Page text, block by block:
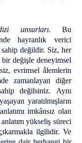
dizi unsurları. Bu
hayranlık verici
değildir. Siz, her
değişle deneyimsel
evrimsel âlemlerin
zamanlayan diğer
değilsiniz. Aynı
yaratılmışların
imkânsız olan
yükseliş süreci
ilgilidir. Ve